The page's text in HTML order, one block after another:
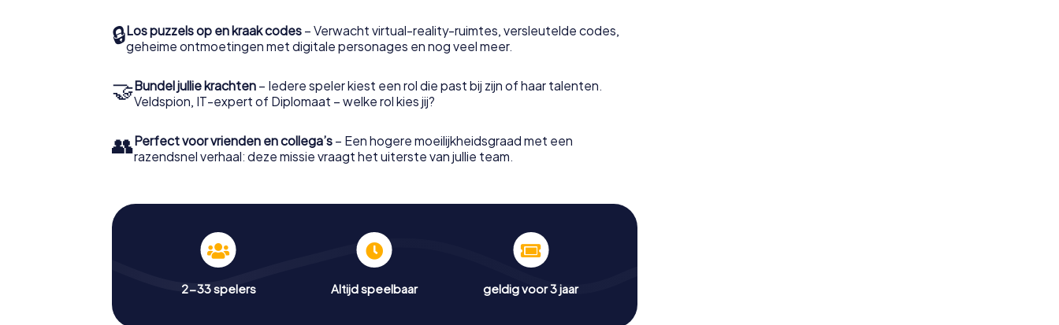
🔒Los puzzels op en kraak codes – Verwacht virtual-reality-ruimtes, versleutelde codes,
geheime ontmoetingen met digitale personages en nog veel meer.
🤝Bundel jullie krachten – Iedere speler kiest een rol die past bij zijn of haar talenten.
Veldspion, IT-expert of Diplomaat – welke rol kies jij?
👥Perfect voor vrienden en collega’s – Een hogere moeilijkheidsgraad met een
razendsnel verhaal: deze missie vraagt het uiterste van jullie team.
2-33 spelers Altijd speelbaar geldig voor 3 jaar